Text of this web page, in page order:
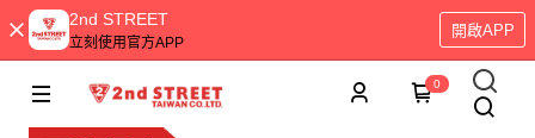
2nd STREET
立刻使用官方APP
開啟APP
0